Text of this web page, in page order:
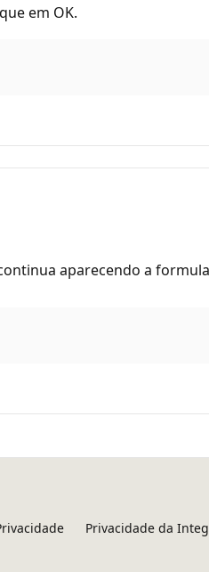
em OK.
aparecendo a
Privacidade da